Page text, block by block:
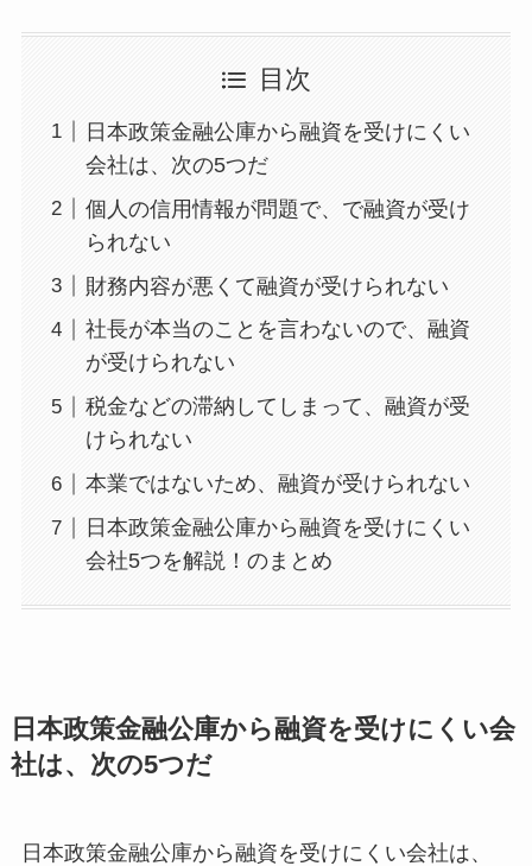
目次
日本政策金融公庫から融資を受けにくい
会社は、次の5つだ
個人の信用情報が問題で、で融資が受け
られない
財務内容が悪くて融資が受けられない
社長が本当のことを言わないので、融資
が受けられない
税金などの滞納してしまって、融資が受
けられない
本業ではないため、融資が受けられない
日本政策金融公庫から融資を受けにくい
会社5つを解説！のまとめ
日本政策金融公庫から融資を受けにくい会
社は、次の5つだ
日本政策金融公庫から融資を受けにくい会社は、